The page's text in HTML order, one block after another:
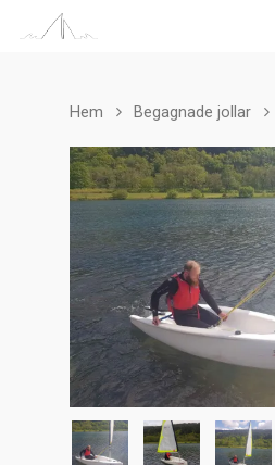
Hem Begagnade jollar